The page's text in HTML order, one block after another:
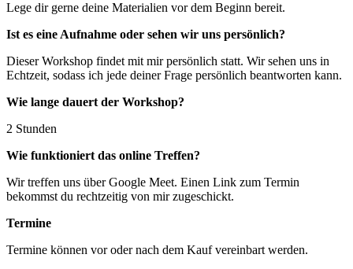
Lege dir gerne deine Materialien vor dem Beginn bereit.
Ist es eine Aufnahme oder sehen wir uns persönlich?
Dieser Workshop findet mit mir persönlich statt. Wir sehen uns in
Echtzeit, sodass ich jede deiner Frage persönlich beantworten kann.
Wie lange dauert der Workshop?
2 Stunden
Wie funktioniert das online Treffen?
Wir treffen uns über Google Meet. Einen Link zum Termin
bekommst du rechtzeitig von mir zugeschickt.
Termine
Termine können vor oder nach dem Kauf vereinbart werden.